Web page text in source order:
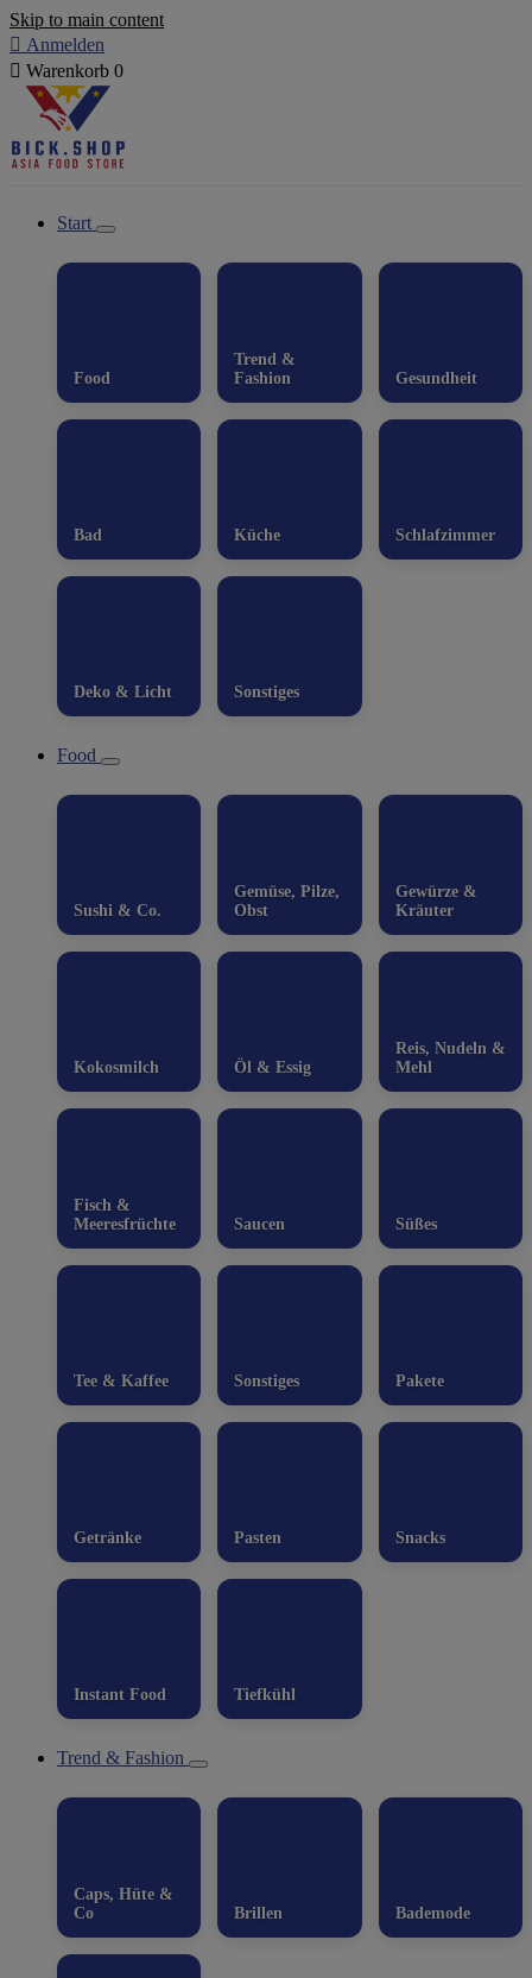
Skip to main content
 Anmelden
 Warenkorb 0
Start
Food
Trend &
Fashion
Gesundheit
Bad Küche Schlafzimmer
Deko & Licht Sonstiges
Food
Sushi & Co.
Gemüse, Pilze,
Obst
Gewürze &
Kräuter
Kokosmilch Öl & Essig
Reis, Nudeln &
Mehl
Fisch &
Meeresfrüchte
Saucen Süßes
Tee & Kaffee Sonstiges Pakete
Getränke Pasten Snacks
Instant Food Tiefkühl
Trend & Fashion
Caps, Hüte &
Co
Brillen Bademode